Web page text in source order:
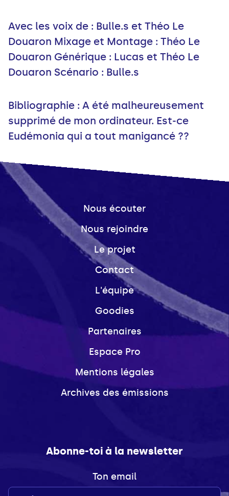
Avec les voix de : Bulle.s et Théo Le
Douaron Mixage et Montage : Théo Le
Douaron Générique : Lucas et Théo Le
Douaron Scénario : Bulle.s
Bibliographie : A été malheureusement
supprimé de mon ordinateur. Est-ce
Eudémonia qui a tout manigancé ??
Nous écouter
Nous rejoindre
Le projet
Contact
L'équipe
Goodies
Partenaires
Espace Pro
Mentions légales
Archives des émissions
Abonne-toi à la newsletter
Ton email